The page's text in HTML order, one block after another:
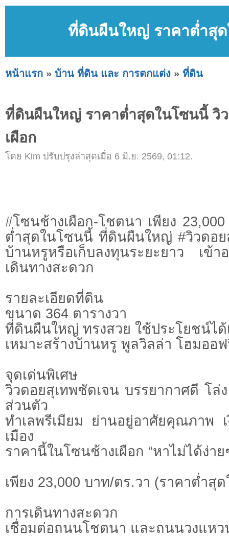
ที่ดินผืนใหญ่ ราคาต่ำสุด
หน้าแรก » บ้าน ที่ดิน และ การตกแต่ง » ที่ดิน
ที่ดินผืนใหญ่ ราคาต่ำสุดในโซนนี้ วิ
เผือก
โดย Kim ปรับปรุงล่าสุดเมื่อ 6 มิ.ย. 2569, 01:12.
#โซนช้างเผือก-โชตนา เพียง
ต่ำสุดในโซนนี้ ที่ดินผืนใหญ่ #วิวดอย
บ้านหรูหรือเก็บลงทุนระยะยาว เข้า
เดินทางสะดวก
รายละเอียดที่ดิน
ขนาด 364 ตารางวา
ที่ดินผืนใหญ่ ทรงสวย ใช้ประโยชน์ไ
เหมาะสร้างบ้านหรู พูลวิลล่า โฮมออ
จุดเด่นพิเศษ
วิวดอยสุเทพชัดเจน บรรยากาศดี โล่
ส่วนตัว
ทำเลพรีเมียม ย่านอยู่อาศัยคุณภาพ
เมือง
ราคานี้ในโซนช้างเผือก “หาไม่ได้ง่าย
เพียง 23,000 บาท/ตร.วา (ราคาต่ำสุ
การเดินทางสะดวก
เชื่อมต่อถนนโชตนา และถนนวงแหว